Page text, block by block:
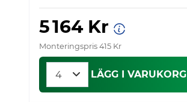
5 164 Kr
Monteringspris 415 Kr
LÄGG I VARUKORG